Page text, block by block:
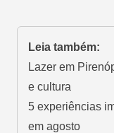
Leia também:
Lazer em
e cultura
5 experiências
em agosto